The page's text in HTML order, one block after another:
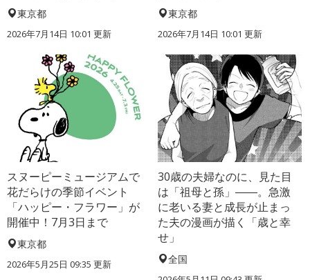
東京都
2026年7月14日 10:01 更新
東京都
2026年7月14日 10:01 更新
スヌーピーミュージアムで
花だらけの季節イベント
「ハッピー・フラワー」が
開催中！7月3日まで
東京都
2026年5月25日 09:35 更新
30歳の夫婦なのに、見た目
は「祖母と孫」――。急激
に老いる妻と成長が止まっ
た夫の漫画が描く「歳と幸
せ」
全国